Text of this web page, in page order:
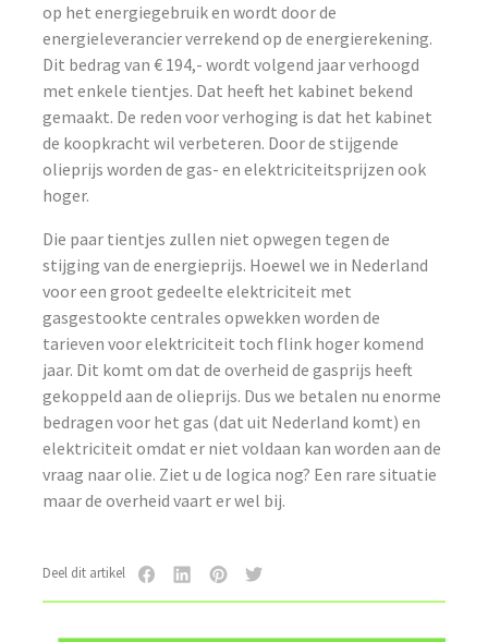
op het energiegebruik en wordt door de
energieleverancier verrekend op de energierekening.
Dit bedrag van € 194,- wordt volgend jaar verhoogd
met enkele tientjes. Dat heeft het kabinet bekend
gemaakt. De reden voor verhoging is dat het kabinet
de koopkracht wil verbeteren. Door de stijgende
olieprijs worden de gas- en elektriciteitsprijzen ook
hoger.
Die paar tientjes zullen niet opwegen tegen de
stijging van de energieprijs. Hoewel we in Nederland
voor een groot gedeelte elektriciteit met
gasgestookte centrales opwekken worden de
tarieven voor elektriciteit toch flink hoger komend
jaar. Dit komt om dat de overheid de gasprijs heeft
gekoppeld aan de olieprijs. Dus we betalen nu enorme
bedragen voor het gas (dat uit Nederland komt) en
elektriciteit omdat er niet voldaan kan worden aan de
vraag naar olie. Ziet u de logica nog? Een rare situatie
maar de overheid vaart er wel bij.
Deel dit artikel